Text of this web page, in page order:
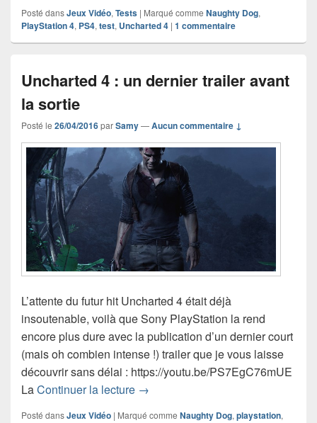
Posté dansJeux Vidéo, Tests | Marqué comme Naughty Dog,
PlayStation 4, PS4, test, Uncharted 4 | 1 commentaire
Uncharted 4 : un dernier trailer avant
la sortie
Posté le 26/04/2016parSamy—Aucun commentaire ↓
L’attente du futur hit Uncharted 4 était déjà
insoutenable, voilà que Sony PlayStation la rend
encore plus dure avec la publication d’un dernier court
(mais oh combien intense !) trailer que je vous laisse
découvrir sans délai : https://youtu.be/PS7EgC76mUE
LaContinuer la lecture Uncharted 4 : un dernier trailer
→
Posté dansJeux Vidéo | Marqué comme Naughty Dog, playstation,